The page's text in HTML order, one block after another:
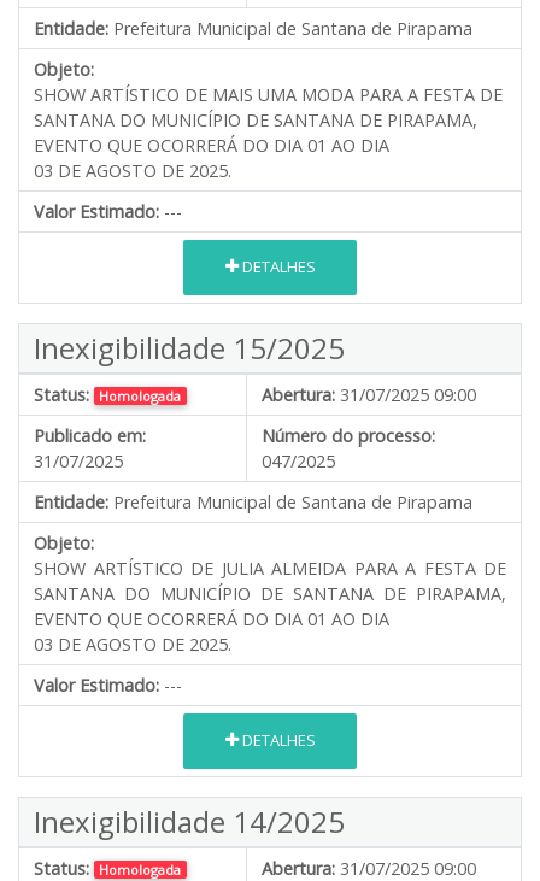
Entidade: Prefeitura Municipal de Santana de Pirapama
Objeto:
SHOW ARTÍSTICO DE MAIS UMA MODA PARA A FESTA DE
SANTANA DO MUNICÍPIO DE SANTANA DE PIRAPAMA,
EVENTO QUE OCORRERÁ DO DIA 01 AO DIA
03 DE AGOSTO DE 2025.
Valor Estimado: ---
DETALHES
Inexigibilidade 15/2025
Status: Homologada Abertura: 31/07/2025 09:00
Publicado em:
31/07/2025
Número do processo:
047/2025
Entidade: Prefeitura Municipal de Santana de Pirapama
Objeto:
SHOW ARTÍSTICO DE JULIA ALMEIDA PARA A FESTA DE
SANTANA DO MUNICÍPIO DE SANTANA DE PIRAPAMA,
EVENTO QUE OCORRERÁ DO DIA 01 AO DIA
03 DE AGOSTO DE 2025.
Valor Estimado: ---
DETALHES
Inexigibilidade 14/2025
Status: Homologada Abertura: 31/07/2025 09:00